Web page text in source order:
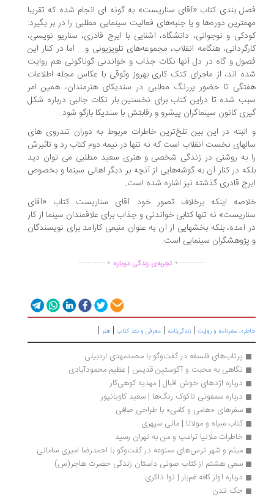
بندی کتاب «آقای سناریست» به گونه ای انجام شده که تقریبا
دوره‌ها و یا جنبه‌های فعالیت سینمایی مطلبی را در بر بگیرد:
و نوجوانی، دانشگاه، آشنایی با ایرج قادری، سناریو نویسی،
هنگامه انقلاب، مجموعه‌های تلویزیونی و... اما در کنار این
و گاه در دل آنها نکات جذاب و خواندنی گوناگونی هم روایت
اند، از ماجرای کتک کاری بهروز وثوقی با عکاس مجله اطلاعات
تا حضور پررنگ مطلبی در سندیکای هنرمندان، همین امر
شده تا دراین کتاب برای نخستین بار نکات جالبی درباره شکل
کانون سینماگران پیشرو و رقابتش با سندیکا بازگو شود.
در این بین تلخ‌‌‌ترین خاطرات مربوط به دوران تندروی های
نخست انقلاب است که نه تنها در نیمه دوم کتاب رد و تاثیرش
به روشنی در زندگی شخصی و هنری سعید مطلبی می توان دید
در کنار آن به گوشه‌هایی از آنچه بر دیگر اهالی سینما و بخصوص
قادری گذشته نیز اشاره شده است.
اینکه برخلاف تصور خود آقای سناریست کتاب «آقای
نه تنها کتابی خواندنی و جذاب برای علاقمندان سینما از کار
آمده، بلکه بخشهایی از آن به عنوان منبعی کارآمد برای نویسندگان
سینمایی است.
............... .تجربه‌ی زندگی دوباره ...............
سفرنامه‌ و روایت|زندگی‌نامه |معرفی و نقد کتاب|هنر|
پرتاب‌های فلسفه در گفت‌وگو با محمدمهدی اردبیلی
نگاهی به محبت و آگوستین قدیس | عظیم محمودآبادی
درباره اژدهای خوش اقبال | مهدیه کوهی‌کار
درباره سمفونی ناکوک رنگ‌ها | سعید کاویانپور
سفرهای «هامی و کامی» با طراحی صافی
کتاب سیاه و مولانا | مانی سپهری
خاطرات ملانیا ترامپ و من به تهران رسید
میثم و شهر ترس‌های ممنوعه در گفت‌وگو با احمدرضا امیری سامانی
سعی هشتم از کتاب صوتی داستان زندگی حضرت هاجر(س)
درباره آواز کافه غم‌بار | نوا ذاکری
جک لندن